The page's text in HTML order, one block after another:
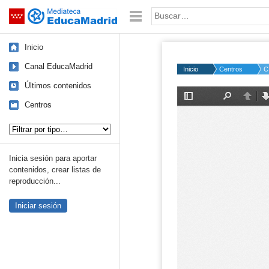
Saltar navegación Palabra o frase:
Inicio
Canal EducaMadrid
Últimos contenidos
Centros
Inicia sesión para aportar
contenidos, crear listas de
reproducción...
Iniciar sesión
Inicio Centros